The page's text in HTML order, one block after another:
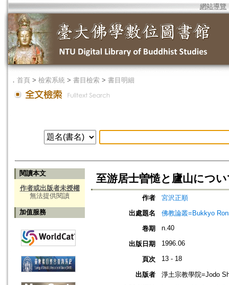
網站導覽
． 首頁 > 檢索系統 > 書目檢索 > 書目明細
閱讀本文
作者或出版者未授權
無法提供閱讀
加值服務
至游居士曽慥と廬山につ
作者
宮沢正順
出處題名
佛教論叢=Bukkyo
卷期
n.40
出版日期 1996.06
頁次 13 - 18
出版者
淨土宗教學院=Jodo